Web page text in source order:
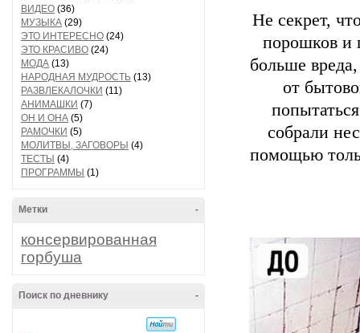
ВИДЕО (36)
МУЗЫКА (29)
ЭТО ИНТЕРЕСНО (24)
ЭТО КРАСИВО (24)
МОДА (13)
НАРОДНАЯ МУДРОСТЬ (13)
РАЗВЛЕКАЛОЧКИ (11)
АНИМАШКИ (7)
ОН И ОНА (5)
РАМОЧКИ (5)
МОЛИТВЫ, ЗАГОВОРЫ (4)
ТЕСТЫ (4)
ПРОГРАММЫ (1)
-
Метки
консервированная
горбуша
-
Поиск по дневнику
Не секрет,
порошков и
больше
от
собрали
помощью